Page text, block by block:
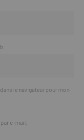
le navigateur pour mon
e-mail.